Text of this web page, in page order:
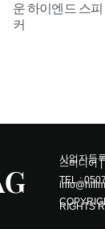
운 하이엔드 스피
커
사업자등
스미디어
TEL :
RIGHTS